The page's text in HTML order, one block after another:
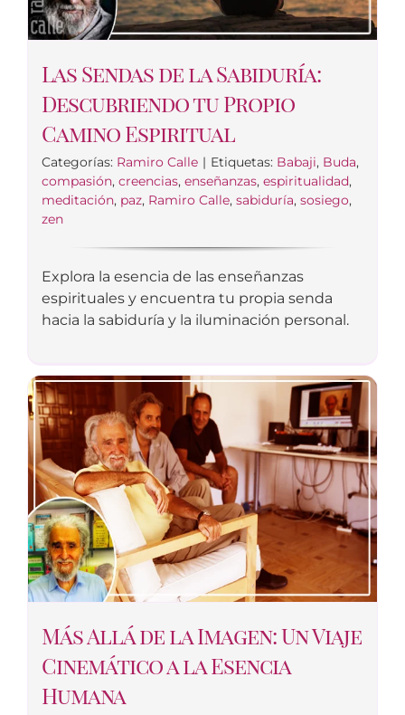
Las Sendas de la Sabiduría:
Descubriendo tu Propio
Camino Espiritual
Categorías: Ramiro Calle | Etiquetas: Babaji, Buda,
compasión, creencias, enseñanzas, espiritualidad,
meditación, paz, Ramiro Calle, sabiduría, sosiego,
zen
Explora la esencia de las enseñanzas
espirituales y encuentra tu propia senda
hacia la sabiduría y la iluminación personal.
Más Allá de la Imagen: Un Viaje
Cinemático a la Esencia
Humana